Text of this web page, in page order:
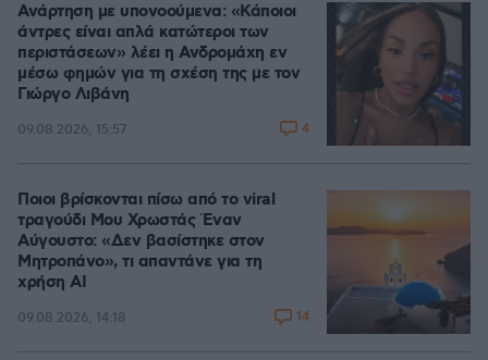
Ανάρτηση με υπονοούμενα: «Κάποιοι
άντρες είναι απλά κατώτεροι των
περιστάσεων» λέει η Ανδρομάχη εν
μέσω φημών για τη σχέση της με τον
Γιώργο Λιβάνη
09.08.2026, 15:57 4
Ποιοι βρίσκονται πίσω από το viral
τραγούδι Μου Χρωστάς Έναν
Αύγουστο: «Δεν βασίστηκε στον
Μητροπάνο», τι απαντάνε για τη
χρήση AI
09.08.2026, 14:18 14